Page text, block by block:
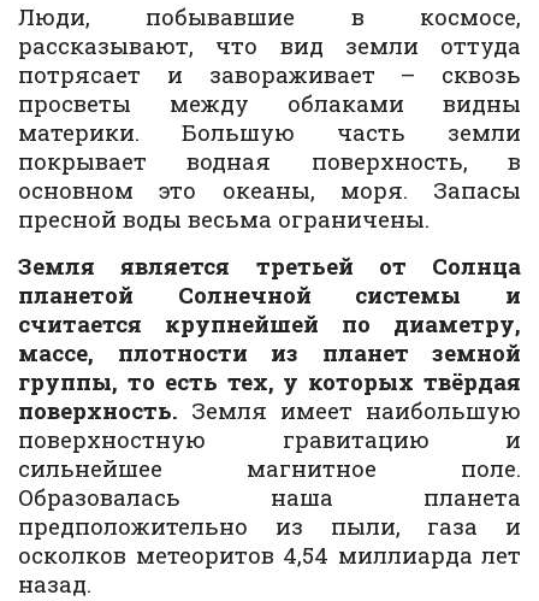
Люди, побывавшие в космосе,
рассказывают, что вид земли оттуда
потрясает и завораживает – сквозь
просветы между облаками видны
материки. Большую часть земли
покрывает водная поверхность, в
основном это океаны, моря. Запасы
пресной воды весьма ограничены.
Земля является третьей от Солнца
планетой Солнечной системы и
считается крупнейшей по диаметру,
массе, плотности из планет земной
группы, то есть тех, у которых твёрдая
поверхность. Земля имеет наибольшую
поверхностную гравитацию и
сильнейшее магнитное поле.
Образовалась наша планета
предположительно из пыли, газа и
осколков метеоритов 4,54 миллиарда лет
назад.